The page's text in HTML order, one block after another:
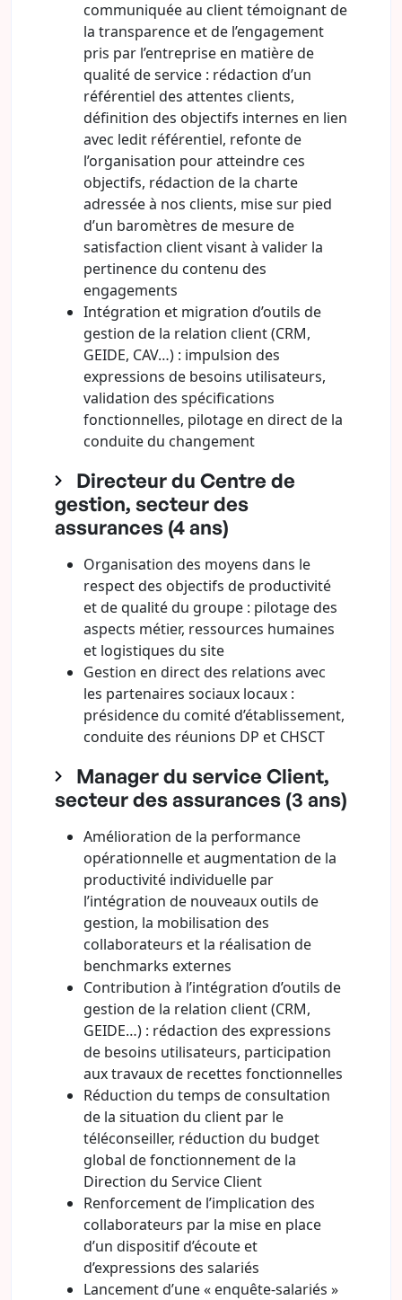
communiquée au client témoignant de
la transparence et de l’engagement
pris par l’entreprise en matière de
qualité de service : rédaction d’un
référentiel des attentes clients,
définition des objectifs internes en lien
avec ledit référentiel, refonte de
l’organisation pour atteindre ces
objectifs, rédaction de la charte
adressée à nos clients, mise sur pied
d’un baromètres de mesure de
satisfaction client visant à valider la
pertinence du contenu des
engagements
Intégration et migration d’outils de
gestion de la relation client (CRM,
GEIDE, CAV…) : impulsion des
expressions de besoins utilisateurs,
validation des spécifications
fonctionnelles, pilotage en direct de la
conduite du changement
Directeur du Centre de
gestion, secteur des
assurances (4 ans)
Organisation des moyens dans le
respect des objectifs de productivité
et de qualité du groupe : pilotage des
aspects métier, ressources humaines
et logistiques du site
Gestion en direct des relations avec
les partenaires sociaux locaux :
présidence du comité d’établissement,
conduite des réunions DP et CHSCT
Manager du service Client,
secteur des assurances (3 ans)
Amélioration de la performance
opérationnelle et augmentation de la
productivité individuelle par
l’intégration de nouveaux outils de
gestion, la mobilisation des
collaborateurs et la réalisation de
benchmarks externes
Contribution à l’intégration d’outils de
gestion de la relation client (CRM,
GEIDE…) : rédaction des expressions
de besoins utilisateurs, participation
aux travaux de recettes fonctionnelles
Réduction du temps de consultation
de la situation du client par le
téléconseiller, réduction du budget
global de fonctionnement de la
Direction du Service Client
Renforcement de l’implication des
collaborateurs par la mise en place
d’un dispositif d’écoute et
d’expressions des salariés
Lancement d’une « enquête-salariés »